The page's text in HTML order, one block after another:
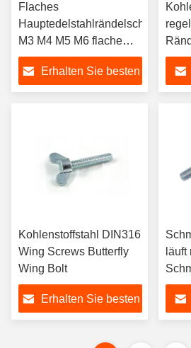
Flaches
Hauptedelstahlrändelschraube
M3 M4 M5 M6 flache
Haupträndelschraube
SUS304Erhalten Sie besten
156,
Kohlenstoffstahl DIN316
Wing Screws Butterfly
Wing Bolt
Erhalten Sie besten